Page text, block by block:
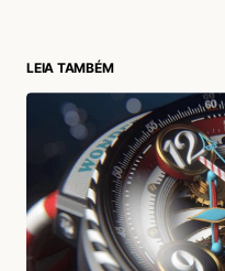
LEIA TAMBÉM